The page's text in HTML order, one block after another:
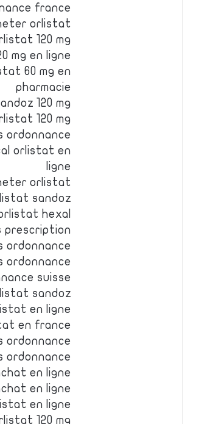
france
orlistat
120 mg
mg en ligne
60 mg en
pharmacie
120 mg
120 mg
ordonnance
orlistat en
ligne
orlistat
sandoz
hexal
ordonnance
ordonnance
suisse
sandoz
en ligne
en france
ordonnance
ordonnance
en ligne
en ligne
en ligne
120 mg